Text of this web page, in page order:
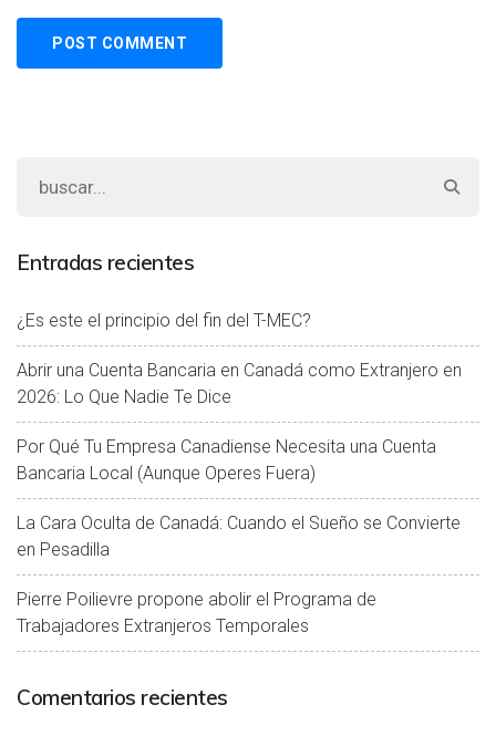
Entradas recientes
¿Es este el principio del fin del T-MEC?
Abrir una Cuenta Bancaria en Canadá como Extranjero en
2026: Lo Que Nadie Te Dice
Por Qué Tu Empresa Canadiense Necesita una Cuenta
Bancaria Local (Aunque Operes Fuera)
La Cara Oculta de Canadá: Cuando el Sueño se Convierte
en Pesadilla
Pierre Poilievre propone abolir el Programa de
Trabajadores Extranjeros Temporales
Comentarios recientes